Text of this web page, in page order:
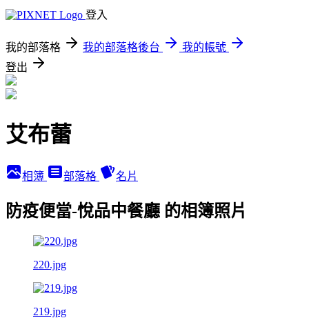
登入
我的部落格 我的部落格後台
我的帳號
登出
艾布蕾
相簿 部落格 名片
防疫便當-悅品中餐廳 的相簿照片
220.jpg
219.jpg